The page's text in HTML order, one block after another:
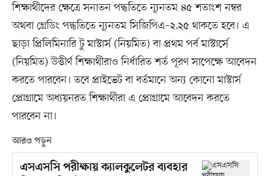
শিক্ষার্থীদের ক্ষেত্রে সনাতন পদ্ধতিতে ন্যূনতম ৪৫ শতাংশ নম্বর
অথবা গ্রেডিং পদ্ধতিতে ন্যূনতম সিজিপিএ–২.২৫ থাকতে হবে। এ
ছাড়া প্রিলিমিনারি টু মাস্টার্স (নিয়মিত) বা প্রথম পর্ব মাস্টার্সে
(নিয়মিত) উত্তীর্ণ শিক্ষার্থীরাও নির্ধারিত শর্ত পূরণ সাপেক্ষে আবেদন
করতে পারবেন। তবে প্রাইভেট বা বর্তমানে অন্য কোনো মাস্টার্স
প্রোগ্রামে অধ্যয়নরত শিক্ষার্থীরা এ প্রোগ্রামে আবেদন করতে
পারবেন না।
আরও পড়ুন
এসএসসি পরীক্ষায় ক্যালকুলেটর ব্যবহার